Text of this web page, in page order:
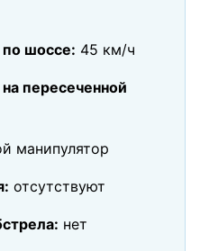
по шоссе: 45 км/ч
пересеченной
манипулятор
отсутствуют
нет